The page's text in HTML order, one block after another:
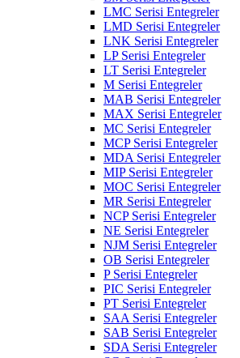
LMC Serisi Entegreler
LMD Serisi Entegreler
LNK Serisi Entegreler
LP Serisi Entegreler
LT Serisi Entegreler
M Serisi Entegreler
MAB Serisi Entegreler
MAX Serisi Entegreler
MC Serisi Entegreler
MCP Serisi Entegreler
MDA Serisi Entegreler
MIP Serisi Entegreler
MOC Serisi Entegreler
MR Serisi Entegreler
NCP Serisi Entegreler
NE Serisi Entegreler
NJM Serisi Entegreler
OB Serisi Entegreler
P Serisi Entegreler
PIC Serisi Entegreler
PT Serisi Entegreler
SAA Serisi Entegreler
SAB Serisi Entegreler
SDA Serisi Entegreler